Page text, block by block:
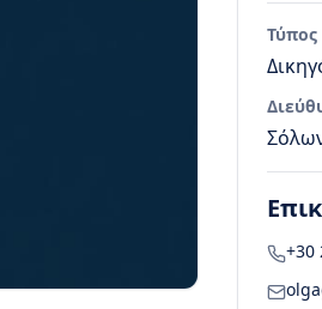
Τύπος
+30